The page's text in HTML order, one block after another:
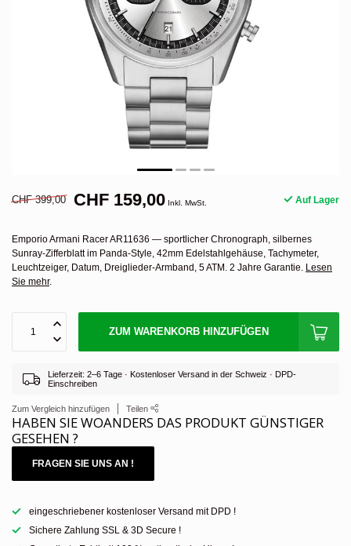
CHF 399,00 CHF 159,00 Inkl. MwSt. Auf Lager
Emporio Armani Racer AR11636 — sportlicher Chronograph, silbernes
Sunray-Zifferblatt im Panda-Style, 42mm Edelstahlgehäuse, Tachymeter,
Leuchtzeiger, Datum, Dreiglieder-Armband, 5 ATM. 2 Jahre Garantie. Lesen
Sie mehr.
ZUM WARENKORB HINZUFÜGEN
Lieferzeit: 2–6 Tage · Kostenloser Versand in der Schweiz · DPD-
Einschreiben
Zum Vergleich hinzufügen Teilen
HABEN SIE WOANDERS DAS PRODUKT GÜNSTIGER
GESEHEN ?
FRAGEN SIE UNS AN !
eingeschriebener kostenloser Versand mit DPD !
Sichere Zahlung SSL & 3D Secure !